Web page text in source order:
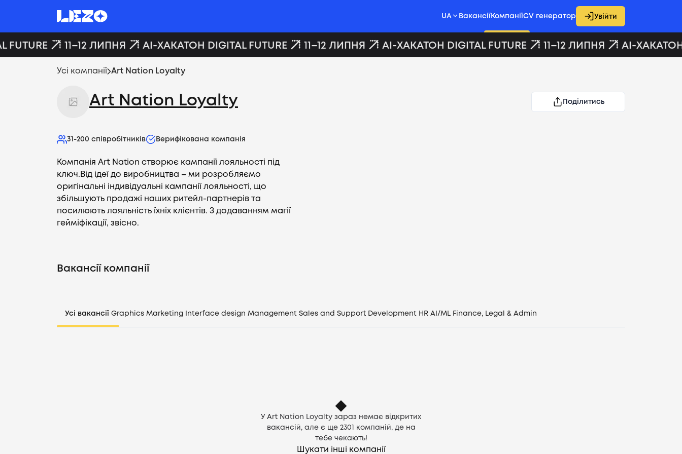
UA Вакансії КомпаніїCV генератор Увійти
11–12 ЛИПНЯ AI-ХАКАТОН DIGITAL FUTURE 11–12 ЛИПНЯ AI-ХАКАТОН DIGITAL FUTURE 11–12 ЛИПНЯ AI-ХАКАТОН
Усі компанії Art Nation Loyalty
Art Nation Loyalty Поділитись
31-200 співробітників Верифікована компанія
Компанія Art Nation створює кампанії лояльності під
ключ.Від ідеї до виробництва – ми розробляємо
оригінальні індивідуальні кампанії лояльності, що
збільшують продажі наших ритейл-партнерів та
посилюють лояльність їхніх клієнтів. З додаванням магії
гейміфікації, звісно.
Вакансії компанії
Усі вакансії Graphics Marketing Interface design Management Sales and Support Development HR AI/ML Finance, Legal & Admin
У Art Nation Loyalty зараз немає відкритих
вакансій, але є ще 2301
компаній, де на
тебе чекають!
Шукати інші компанії